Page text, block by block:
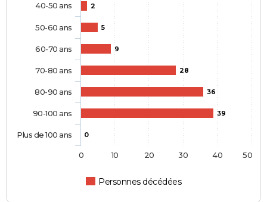
2
5
9
28
36
39
0
Personnes décédées
40-50 ans
50-60 ans
60-70 ans
70-80 ans
80-90 ans
90-100 ans
Plus de 100 ans
0 10 20 30 40 50